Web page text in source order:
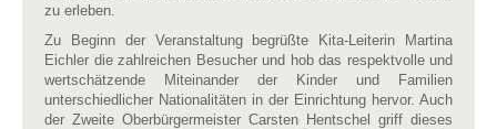
zu erleben.
Zu Beginn der Veranstaltung begrüßte Kita-Leiterin Martina
Eichler die zahlreichen Besucher und hob das respektvolle und
wertschätzende Miteinander der Kinder und Familien
unterschiedlicher Nationalitäten in der Einrichtung hervor. Auch
der Zweite Oberbürgermeister Carsten Hentschel griff dieses